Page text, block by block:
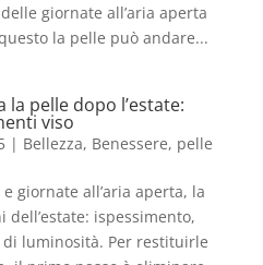
giornate all’aria aperta
la pelle può andare...
la pelle dopo l’estate:
viso
| Bellezza, Benessere, pelle
giornate all’aria aperta, la
dell’estate: ispessimento,
luminosità. Per restituirle